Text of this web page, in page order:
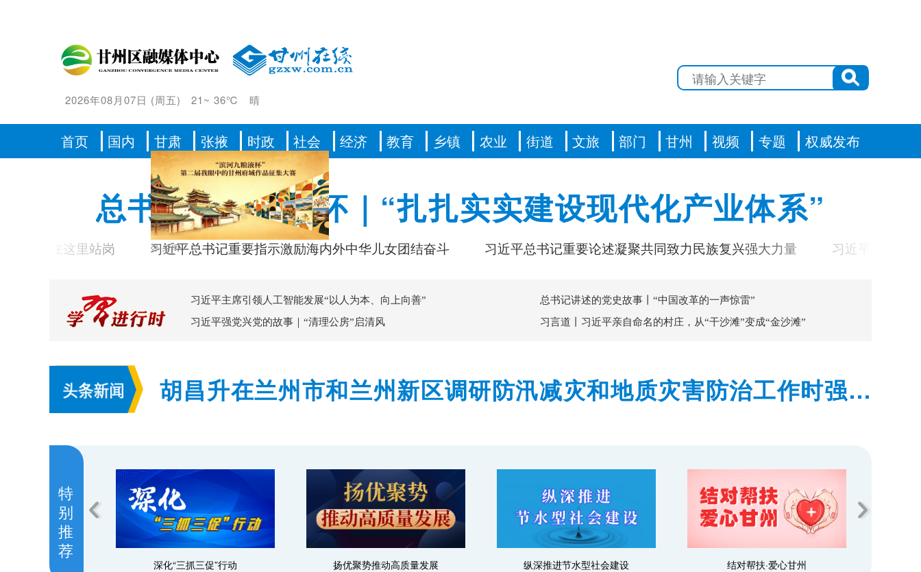
2026年08月07日 (周五) 21~ 36℃ 晴
首页 国内 甘肃 张掖 时政 社会 经济 教育 乡镇 农业 街道 文旅 部门 甘州 视频 专题 权威发布
总书记的人民情怀｜“扎扎实实建设现代化产业体系”
在这里站岗 习近平总书记重要指示激励海内外中华儿女团结奋斗 习近平总书记重要论述凝聚共同致力民族复兴强大力量 习近平对基础教育工
习近平主席引领人工智能发展“以人为本、向上向善”
总书记讲述的党史故事丨“中国改革的一声惊雷”
习近平强党兴党的故事｜“清理公房”启清风
习言道丨习近平亲自命名的村庄，从“干沙滩”变成“金沙滩”
胡昌升在兰州市和兰州新区调研防汛减灾和地质灾害防治工作时强调
特
别
推
荐
深化“三抓三促”行动 扬优聚势推动高质量发展 纵深推进节水型社会建设 结对帮扶·爱心甘州